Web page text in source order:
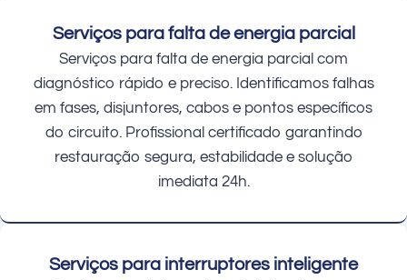
Serviços para falta de energia parcial
Serviços para falta de energia parcial com
diagnóstico rápido e preciso. Identificamos falhas
em fases, disjuntores, cabos e pontos específicos
do circuito. Profissional certificado garantindo
restauração segura, estabilidade e solução
imediata 24h.
Serviços para interruptores inteligente